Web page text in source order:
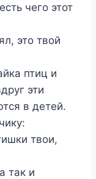
чего этот
это твой
птиц и
эти
в детей.
твои,
так и